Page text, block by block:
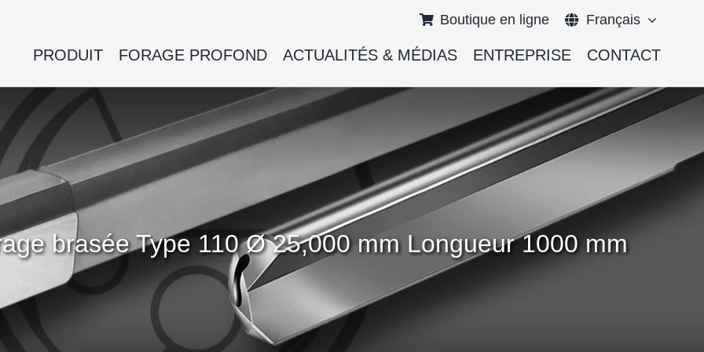
Boutique en ligne Français
English
Deutsch
PRODUIT FORAGE PROFOND ACTUALITÉS & MÉDIAS ENTREPRISE CONTACT
brasée Type 110 Ø 25,000 mm Longueur 1000 mm